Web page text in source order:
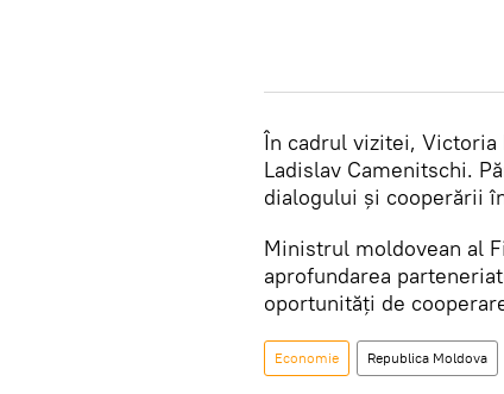
În cadrul vizitei, Victoria
Ladislav Camenitschi.
dialogului și cooperării
Ministrul moldovean al
aprofundarea
oportunități de
Economie Republica Moldova